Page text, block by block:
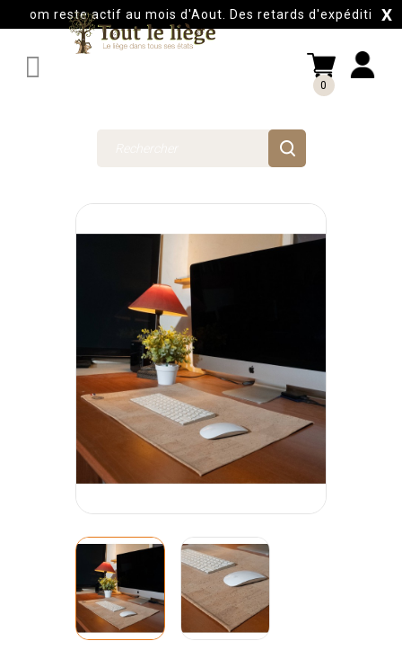
reste actif au mois d'Aout. Des retards d'expéditions X

0